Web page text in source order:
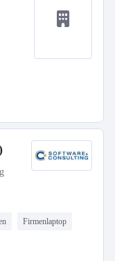
Firmenlaptop